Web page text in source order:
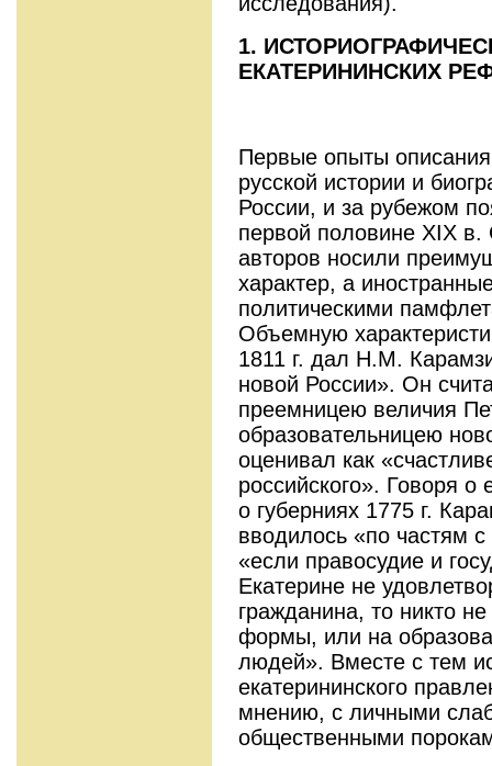
1.
ЕКАТЕРИНИНСКИХ
Первые опыты описания
русской истории и
России, и за рубежом
первой половине XIX в.
авторов носили
характер, а
политическими
Объемную
1811 г. дал Н.М.
новой России». Он
преемницею величия
образовательницею
оценивал как
российского». Говоря
о губерниях 1775 г.
вводилось «по частям
«если правосудие и
Екатерине не
гражданина, то никто
формы, или на
людей». Вместе с тем
екатерининского
мнению, с личными
общественными